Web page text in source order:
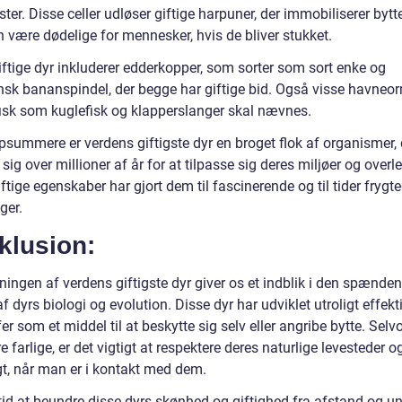
Disse celler udløser giftige harpuner, der immobiliserer
være dødelige for mennesker, hvis de bliver stukket.
dyr inkluderer edderkopper, som sorter som sort enke og
bananspindel, der begge har giftige bid. Også visse
som kuglefisk og klapperslanger skal nævnes.
er verdens giftigste dyr en broget flok af organismer,
over millioner af år for at tilpasse sig deres miljøer og
egenskaber har gjort dem til fascinerende og til tider
af verdens giftigste dyr giver os et indblik i den
dyrs biologi og evolution. Disse dyr har udviklet utroligt
som et middel til at beskytte sig selv eller angribe bytte.
farlige, er det vigtigt at respektere deres naturlige levesteder
når man er i kontakt med dem.